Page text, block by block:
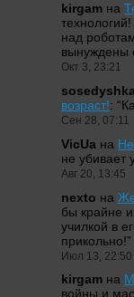
kirgam на
над
вынуждены
Окт 3, 23:21
sosedyshka
возраст!: “
Сен 28, 07:11
VicUa на
не убивает
Авг 20, 13:45
nexto на
бы крайне
училкой в
прикольно!”
Июл 13, 22:50
kirgam на
войны и